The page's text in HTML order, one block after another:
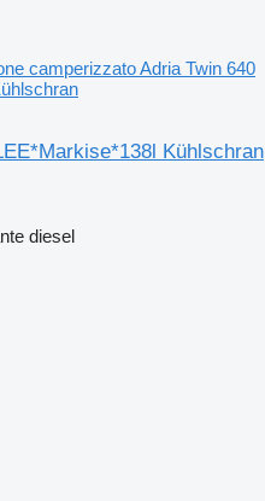
camperizzato Adria Twin 640
Kühlschran
diesel